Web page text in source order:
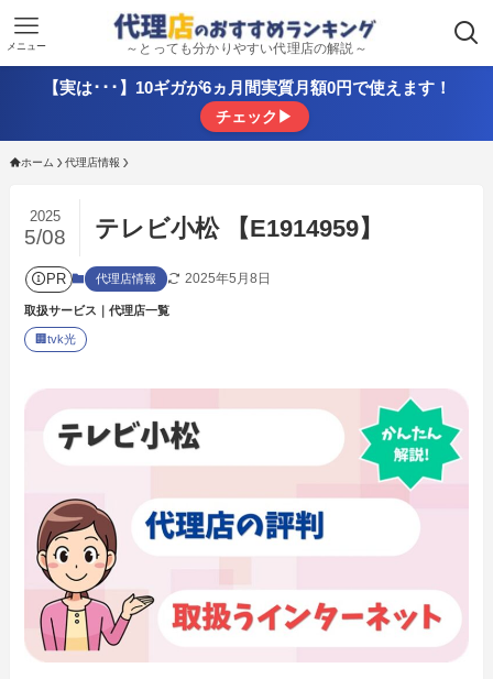
～とっても分かりやすい代理店の解説～
メニュー
【実は･･･】10ギガが6ヵ月間実質月額0円で使えます！
チェック▶
ホーム 代理店情報
テレビ小松 【E1914959】
2025
5/08
PR 代理店情報 2025年5月8日
取扱サービス｜代理店一覧
🏢tvk光